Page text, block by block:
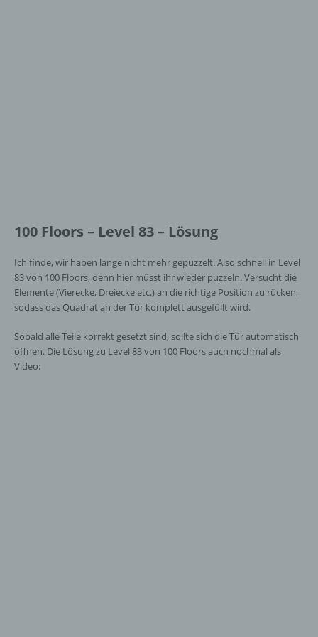
100 Floors – Level 83 – Lösung
Ich finde, wir haben lange nicht mehr gepuzzelt. Also schnell in Level
83 von 100 Floors, denn hier müsst ihr wieder puzzeln. Versucht die
Elemente (Vierecke, Dreiecke etc.) an die richtige Position zu rücken,
sodass das Quadrat an der Tür komplett ausgefüllt wird.
Sobald alle Teile korrekt gesetzt sind, sollte sich die Tür automatisch
öffnen. Die Lösung zu Level 83 von 100 Floors auch nochmal als
Video: